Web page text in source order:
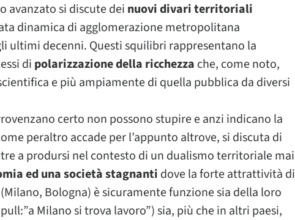
avanzato si discute dei nuovi divari territoriali
dinamica di agglomerazione metropolitana
ultimi decenni. Questi squilibri rappresentano la
di polarizzazione della ricchezza che, come noto,
e più ampiamente di quella pubblica da diversi
certo non possono stupire e anzi indicano la
peraltro accade per l’appunto altrove, si discuta di
a prodursi nel contesto di un dualismo territoriale mai
ed una società stagnanti dove la forte attrattività di
Bologna) è sicuramente funzione sia della loro
Milano si trova lavoro”) sia, più che in altri paesi,